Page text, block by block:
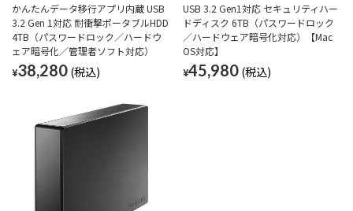
かんたんデータ移行アプリ内蔵 USB
3.2 Gen 1対応 耐衝撃ポータブルHDD
4TB（パスワードロック／ハードウ
ェア暗号化／管理者ソフト対応）
¥38,280
USB 3.2 Gen1対応 セキュリティハー
ドディスク 6TB（パスワードロック
／ハードウェア暗号化対応）【Mac
OS対応】
¥45,980